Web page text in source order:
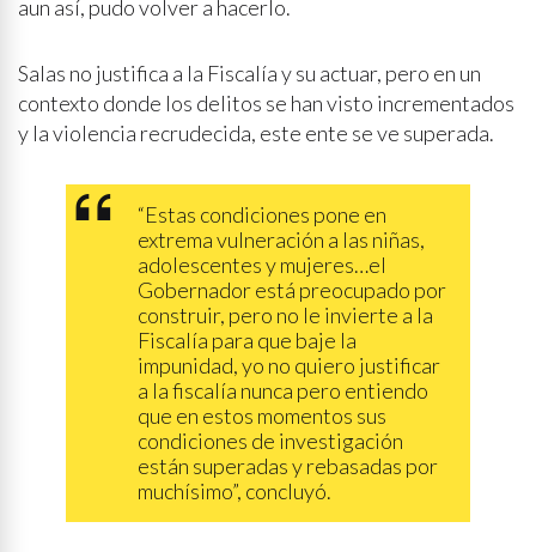
aun así, pudo volver a hacerlo.
Salas no justifica a la Fiscalía y su actuar, pero en un
contexto donde los delitos se han visto incrementados
y la violencia recrudecida, este ente se ve superada.
“Estas condiciones pone en
extrema vulneración a las niñas,
adolescentes y mujeres…el
Gobernador está preocupado por
construir, pero no le invierte a la
Fiscalía para que baje la
impunidad, yo no quiero justificar
a la fiscalía nunca pero entiendo
que en estos momentos sus
condiciones de investigación
están superadas y rebasadas por
muchísimo”, concluyó.